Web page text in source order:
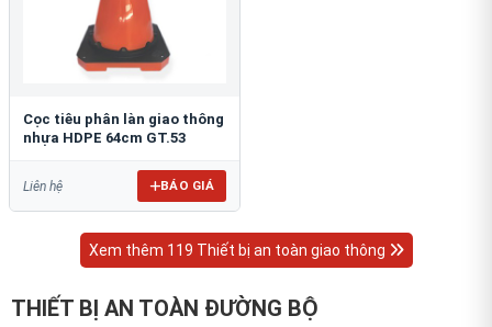
Cọc tiêu phân làn giao thông
nhựa HDPE 64cm GT.53
Liên hệ BÁO GIÁ
Xem thêm 119 Thiết bị an toàn giao thông
THIẾT BỊ AN TOÀN ĐƯỜNG BỘ